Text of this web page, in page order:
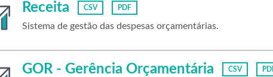
Receita CSV PDF
Sistema de gestão das despesas orçamentárias.
GOR - Gerência Orçamentária CSV